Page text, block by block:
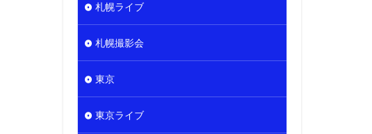
札幌ライブ
札幌撮影会
東京
東京ライブ